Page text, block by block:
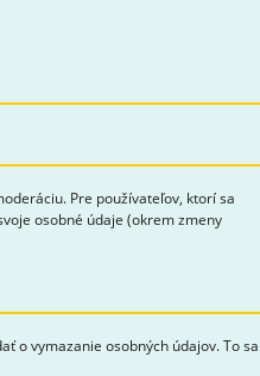
Pre používateľov, ktorí sa
osobné údaje (okrem zmeny
o vymazanie osobných údajov. To sa